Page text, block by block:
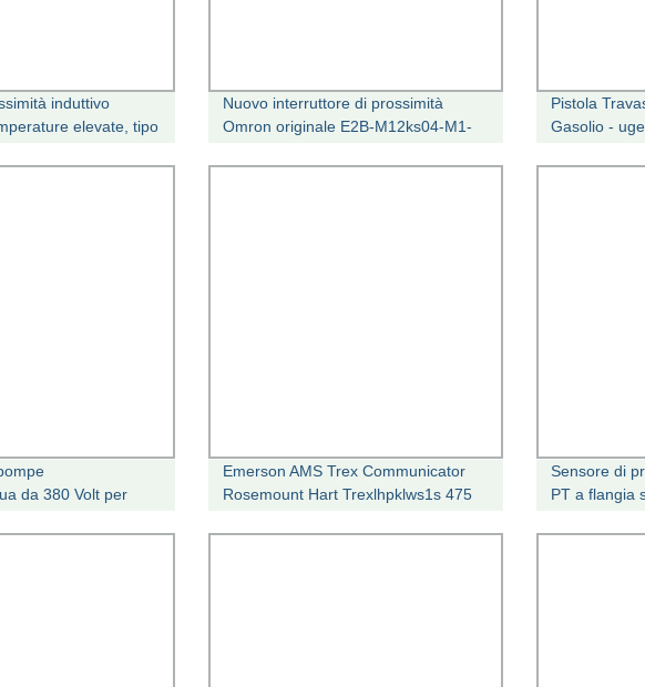
induttivo
elevate, tipo
Nuovo interruttore di prossimità
Omron originale E2B-M12ks04-M1-
Pistola
Gasolio -
da 380 Volt per
Emerson AMS Trex Communicator
Rosemount Hart Trexlhpklws1s 475
Communicator
Sensore di
PT a flangia
di precisione